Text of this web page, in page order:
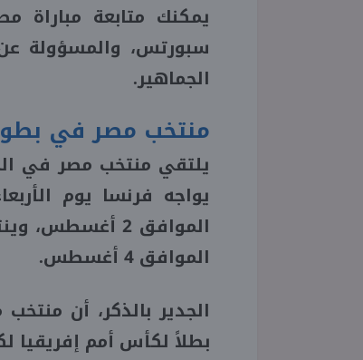
يمكنك متابعة
سبورتس، والمسؤولة عن
الجماهير.
منتخب مصر في بطولة
يلتقي منتخب مصر في
الموافق 2
الموافق 4 أغسطس.
الجدير بالذكر، أن
بطلاً لكأس أمم إفريقيا